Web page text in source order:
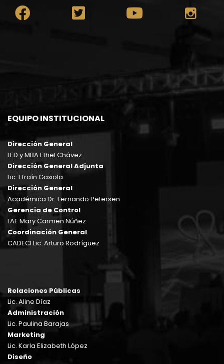
EQUIPO INSTITUCIONAL
Dirección General
LED y MBA Ethel Chávez
Dirección General Adjunta
Lic. Efraín Gaxiola
Dirección General
Académica Dr. Fernando Petersen
Gerencia de Control
LAE Mary Carmen Núñez
Coordinación General
CADECI Lic. Arturo Rodríguez
Relaciones Públicas
Lic. Aline Díaz
Administración
Lic. Paulina Barajas
Marketing
Lic. Karla Elizabeth López
Diseño